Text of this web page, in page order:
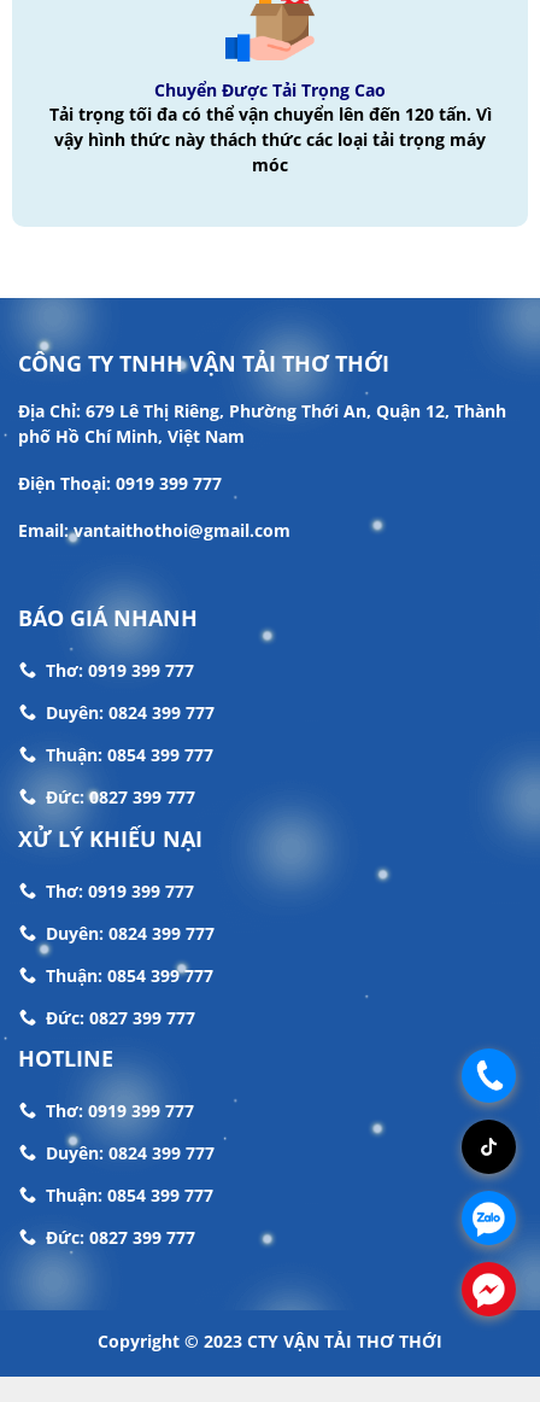
Chuyển Được Tải Trọng Cao
Tải trọng tối đa có thể vận chuyển lên đến 120 tấn. Vì
vậy hình thức này thách thức các loại tải trọng máy
móc
CÔNG TY TNHH VẬN TẢI THƠ THỚI
Địa Chỉ: 679 Lê Thị Riêng, Phường Thới An, Quận 12, Thành
phố Hồ Chí Minh, Việt Nam
Điện Thoại: 0919 399 777
Email: vantaithothoi@gmail.com
BÁO GIÁ NHANH
Thơ: 0919 399 777
Duyên: 0824 399 777
Thuận: 0854 399 777
Đức: 0827 399 777
XỬ LÝ KHIẾU NẠI
Thơ: 0919 399 777
Duyên: 0824 399 777
Thuận: 0854 399 777
Đức: 0827 399 777
HOTLINE
Thơ: 0919 399 777
Duyên: 0824 399 777
Thuận: 0854 399 777
Đức: 0827 399 777
Copyright © 2023 CTY VẬN TẢI THƠ THỚI
.
.
.
.